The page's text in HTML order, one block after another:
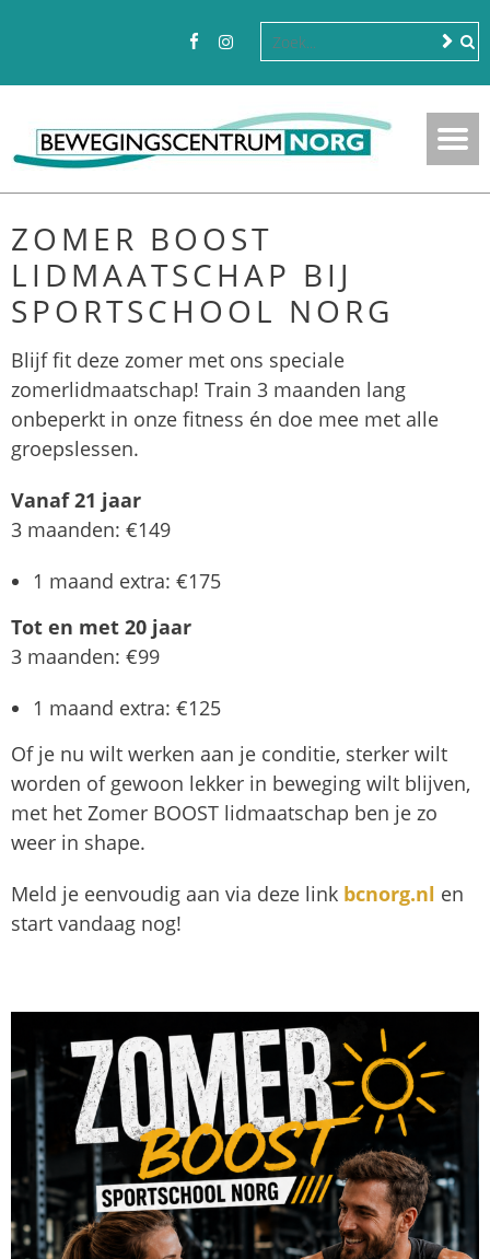
ZOMER BOOST
LIDMAATSCHAP BIJ
SPORTSCHOOL NORG
Blijf fit deze zomer met ons speciale
zomerlidmaatschap! Train 3 maanden lang
onbeperkt in onze fitness én doe mee met alle
groepslessen.
Vanaf 21 jaar
3 maanden: €149
1 maand extra: €175
Tot en met 20 jaar
3 maanden: €99
1 maand extra: €125
Of je nu wilt werken aan je conditie, sterker wilt
worden of gewoon lekker in beweging wilt blijven,
met het Zomer BOOST lidmaatschap ben je zo
weer in shape.
Meld je eenvoudig aan via deze link bcnorg.nl en
start vandaag nog!